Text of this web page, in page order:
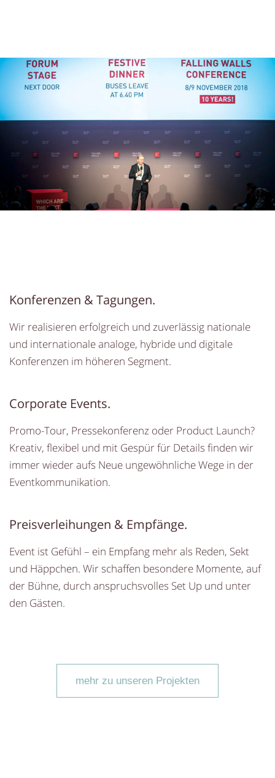
Konferenzen & Tagungen.
Wir realisieren erfolgreich und zuverlässig nationale
und internationale analoge, hybride und digitale
Konferenzen im höheren Segment.
Corporate Events.
Promo-Tour, Pressekonferenz oder Product Launch?
Kreativ, flexibel und mit Gespür für Details finden wir
immer wieder aufs Neue ungewöhnliche Wege in der
Eventkommunikation.
Preisverleihungen & Empfänge.
Event ist Gefühl – ein Empfang mehr als Reden, Sekt
und Häppchen. Wir schaffen besondere Momente, auf
der Bühne, durch anspruchsvolles Set Up und unter
den Gästen.
mehr zu unseren Projekten